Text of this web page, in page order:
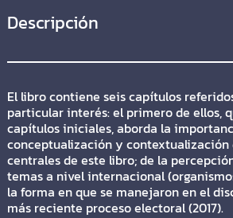
Descripción
El libro contiene seis capítulos
particular interés: el primero de ellos,
capítulos iniciales, aborda la
conceptualización y contextualización
centrales de este libro; de la
temas a nivel internacional
la forma en que se manejaron en el
más reciente proceso electoral (2017).